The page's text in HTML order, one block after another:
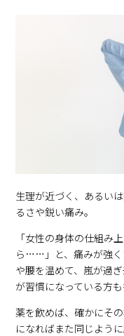
生理が近づく、あるい
るさや鋭い痛み。
「女性の身体の仕組み
ら……」と、痛みが強く
や腰を温めて、嵐が過
が習慣になっている方
薬を飲めば、確かにそ
になればまた同じよう